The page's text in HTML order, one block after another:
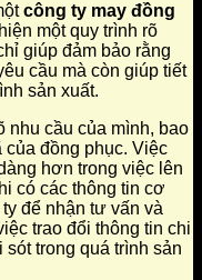
công ty may đồng
một quy trình rõ
giúp đảm bảo rằng
cầu mà còn giúp tiết
sản xuất.
nhu cầu của mình, bao
đồng phục. Việc
hơn trong việc lên
có các thông tin cơ
để nhận tư vấn và
trao đổi thông tin chi
trong quá trình sản